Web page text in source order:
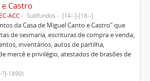
Castro
ACC Subfundos [14--]-[18--]
da Casa de Miguel Canto e Castro” que
de sesmaria, escrituras de compra e venda,
inventários, autos de partilha,
mercê e privilégio, atestados de brasões de
1890)